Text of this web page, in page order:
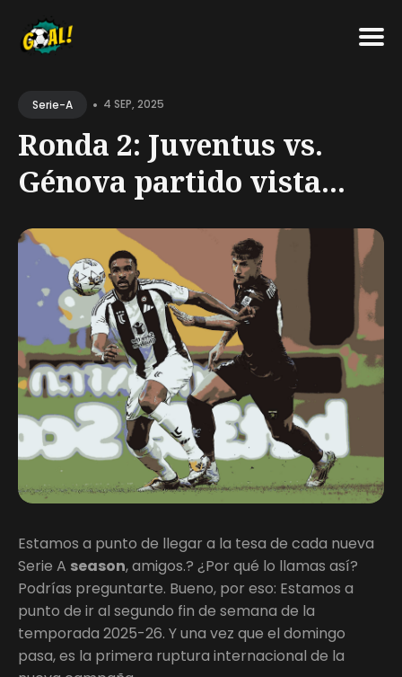
forSerie-A • 4 SEP, 2025
Ronda 2: Juventus vs.
Génova partido vista...
Estamos a punto de llegar a la tesa de cada nueva
Serie A season, amigos.? ¿Por qué lo llamas así?
Podrías preguntarte. Bueno, por eso: Estamos a
punto de ir al segundo fin de semana de la
temporada 2025-26. Y una vez que el domingo
pasa, es la primera ruptura internacional de la